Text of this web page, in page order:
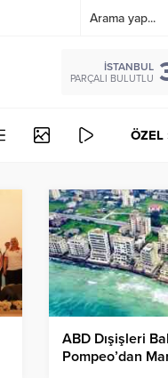
İSTANBUL
PARÇALI BULUTLU
ÖZEL
ABD Dışişleri
Pompeo’dan